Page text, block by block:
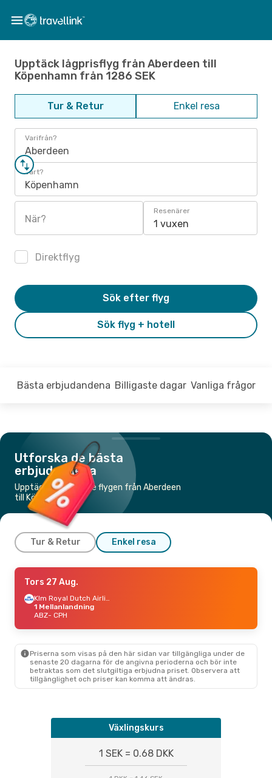
Upptäck lågprisflyg från Aberdeen till
Köpenhamn från 1286 SEK
Tur & Retur Enkel resa
Varifrån?
Aberdeen
Vart?
Köpenhamn
När?
Resenärer
1 vuxen
Direktflyg
Sök flyg + hotell
Sök efter flyg
Bästa erbjudandena Billigaste dagar Vanliga frågor
Utforska de bästa
erbjudandena
Upptäck de billigaste flygen från Aberdeen
till Köpenhamn
Tur & Retur Enkel resa
Lör 22 Aug.- Sön 23 Aug.
Klm Royal Dutch Airlines
1 Mellanlandning
ABZ- CPH
1 Mellanlandning
Tors 27 Aug.
Klm Royal Dutch Airlines
1 Mellanlandning
ABZ- CPH
Priserna som visas på den här sidan var tillgängliga under de
senaste 20 dagarna för de angivna perioderna och bör inte
betraktas som det slutgiltiga erbjudna priset. Observera att
tillgänglighet och priser kan komma att ändras.
Växlingskurs
1 SEK = 0.68 DKK